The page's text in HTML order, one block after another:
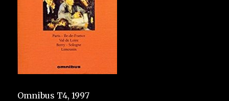
Omnibus T4, 1997